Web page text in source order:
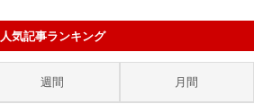
人気記事ランキング
週間 月間